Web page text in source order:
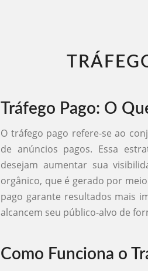
Tráfego Pago: O
O tráfego pago refere-se ao
de anúncios pagos. Essa
desejam aumentar sua
orgânico, que é gerado por
pago garante resultados mais
alcancem seu público-alvo de
Como Funciona o